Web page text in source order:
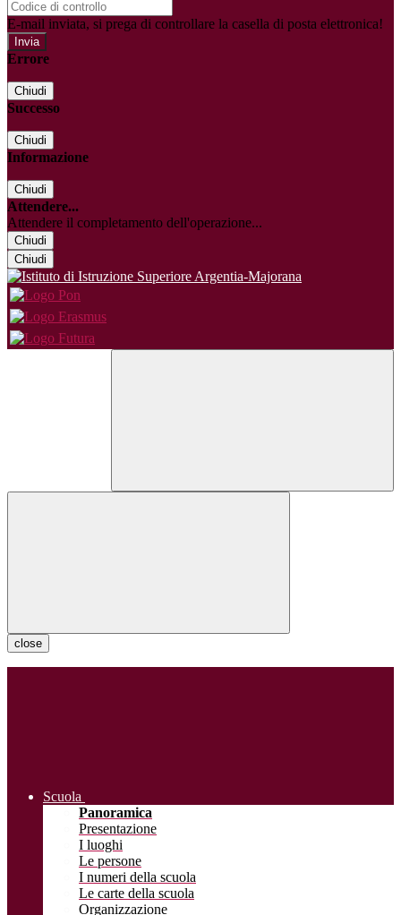
E-mail inviata, si prega di controllare la casella di posta elettronica!
Errore
Chiudi
Successo
Chiudi
Informazione
Chiudi
Attendere...
Attendere il completamento dell'operazione...
Chiudi
Chiudi
close
Scuola
Panoramica
Presentazione
I luoghi
Le persone
I numeri della scuola
Le carte della scuola
Organizzazione